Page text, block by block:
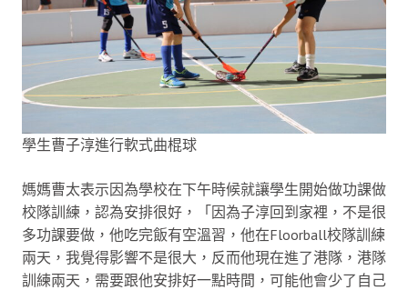
學生曹子淳進行軟式曲棍球
媽媽曹太表示因為學校在下午時候就讓學生開始做功課做
校隊訓練，認為安排很好，「因為子淳回到家裡，不是很
多功課要做，他吃完飯有空溫習，他在Floorball校隊訓練
兩天，我覺得影響不是很大，反而他現在進了港隊，港隊
訓練兩天，需要跟他安排好一點時間，可能他會少了自己